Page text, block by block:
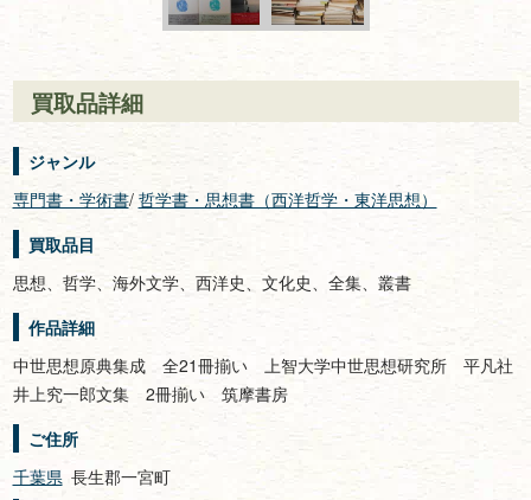
買取品詳細
ジャンル
専門書・学術書/ 哲学書・思想書（西洋哲学・東洋思想）
買取品目
思想、哲学、海外文学、西洋史、文化史、全集、叢書
作品詳細
中世思想原典集成 全21冊揃い 上智大学中世思想研究所 平凡社
井上究一郎文集 2冊揃い 筑摩書房
ご住所
千葉県 長生郡一宮町